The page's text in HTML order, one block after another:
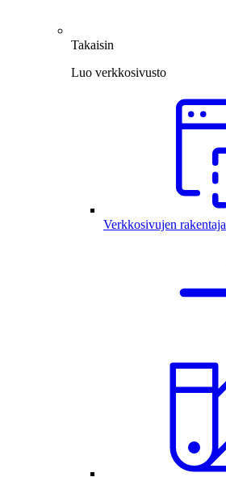
Takaisin
Luo verkkosivusto
Verkkosivujen rakentaja